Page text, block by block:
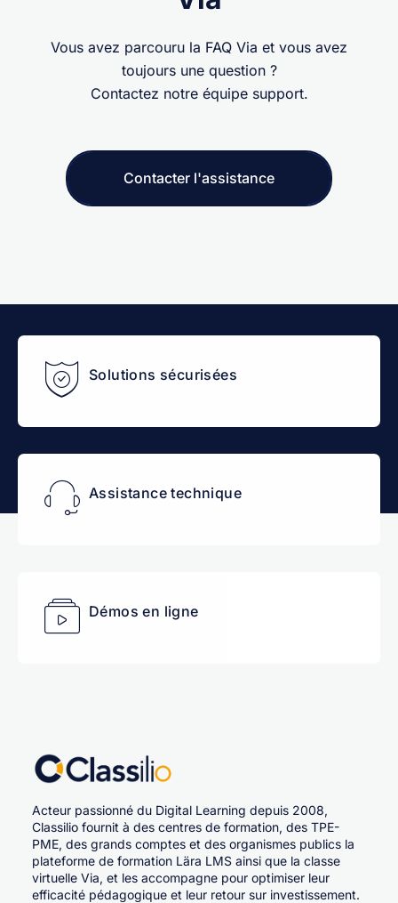
Vous avez parcouru la FAQ Via et vous avez
toujours une question ?
Contactez notre équipe support.
Contacter l'assistance
Solutions sécurisées
Assistance technique
Démos en ligne
Acteur passionné du Digital Learning depuis 2008,
Classilio fournit à des centres de formation, des TPE-
PME, des grands comptes et des organismes publics la
plateforme de formation Lära LMS ainsi que la classe
virtuelle Via, et les accompagne pour optimiser leur
efficacité pédagogique et leur retour sur investissement.